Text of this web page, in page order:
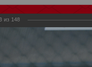
из 148